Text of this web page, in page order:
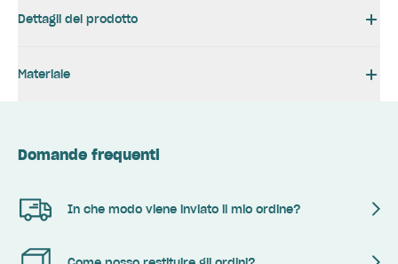
Dettagli del prodotto
Materiale
Domande frequenti
In che modo viene inviato il mio ordine?